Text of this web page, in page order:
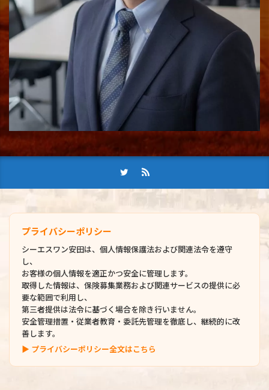
プライバシーポリシー
シーエスワン安田は、個人情報保護法および関連法令を遵守
し、
お客様の個人情報を適正かつ安全に管理します。
取得した情報は、保険募集業務および関連サービスの提供に必
要な範囲で利用し、
第三者提供は法令に基づく場合を除き行いません。
安全管理措置・従業者教育・委託先管理を徹底し、継続的に改
善します。
▶ プライバシーポリシー全文はこちら